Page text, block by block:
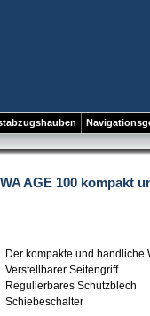
AGE 100 kompakt
Der kompakte und handliche
Verstellbarer Seitengriff
Regulierbares Schutzblech
Schiebeschalter